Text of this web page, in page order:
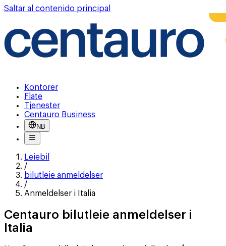
Saltar al contenido principal
Kontorer
Flate
Tjenester
Centauro Business
NB
Leiebil
/
bilutleie anmeldelser
/
Anmeldelser i Italia
Centauro bilutleie anmeldelser i
Italia